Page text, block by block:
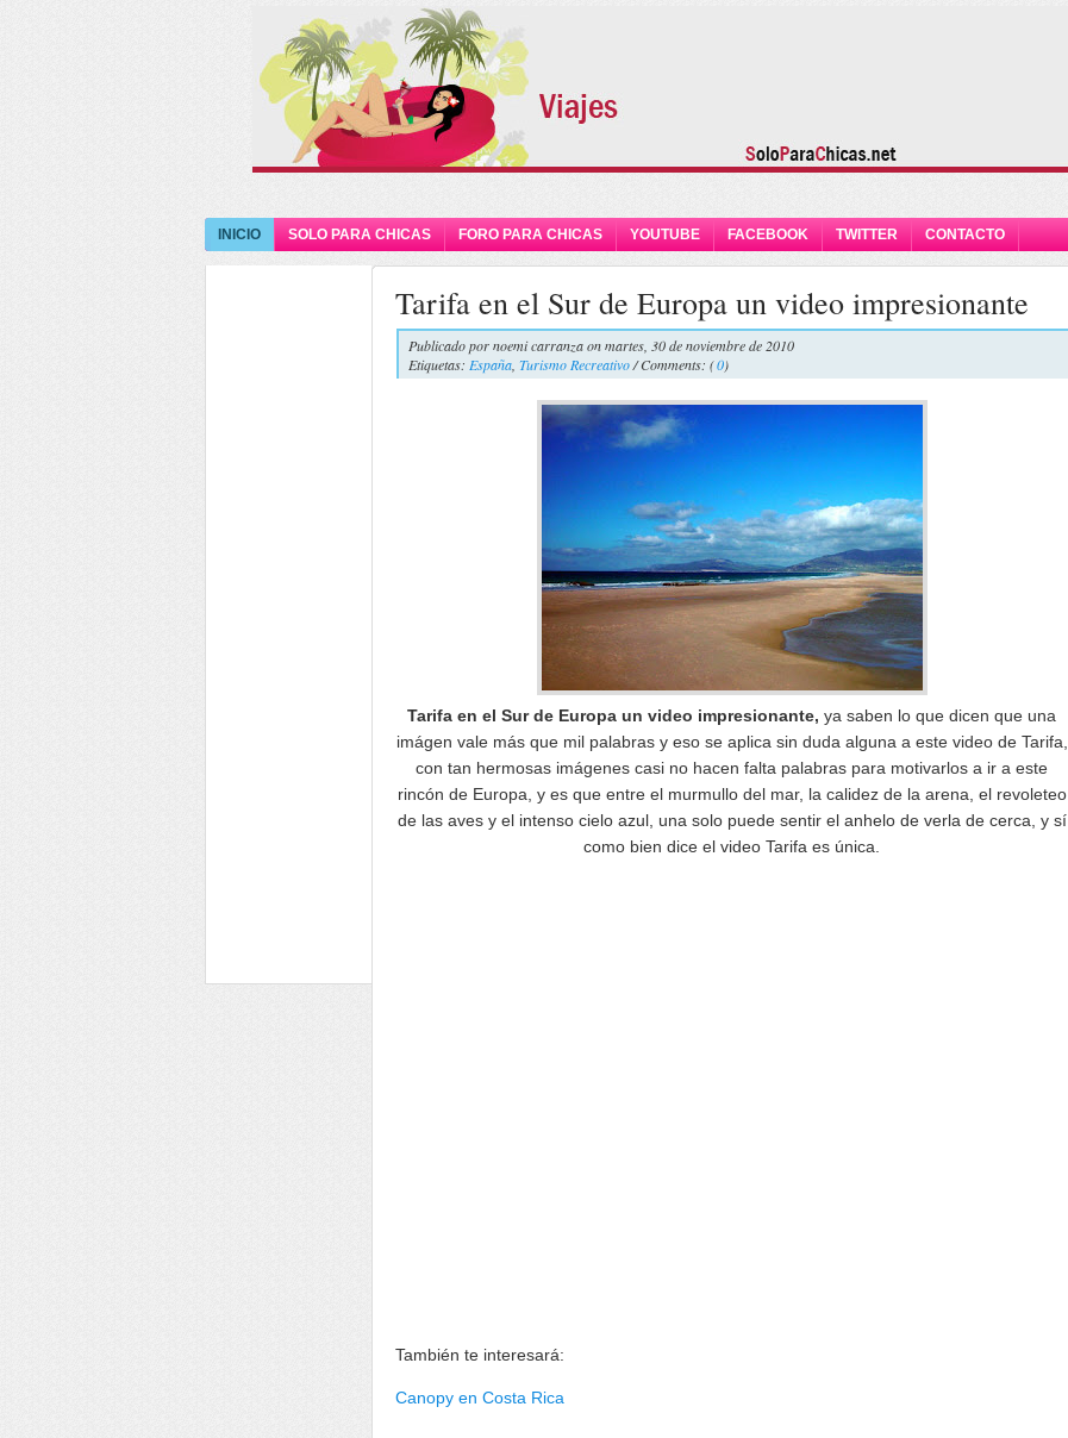
INICIO SOLO PARA CHICAS FORO PARA CHICAS YOUTUBE FACEBOOK TWITTER CONTACTO
Tarifa en el Sur de Europa un video impresionante
Publicado pornoemi carranzaon martes, 30 de noviembre de 2010
Etiquetas: España Turismo Recreativo/ Comments: (0)
Tarifa en el Sur de Europa un video impresionante, ya saben lo que dicen que una
imágen vale más que mil palabras y eso se aplica sin duda alguna a este video de Tarifa,
con tan hermosas imágenes casi no hacen falta palabras para motivarlos a ir a este
rincón de Europa, y es que entre el murmullo del mar, la calidez de la arena, el revoleteo
de las aves y el intenso cielo azul, una solo puede sentir el anhelo de verla de cerca, y sí
como bien dice el video Tarifa es única.
También te interesará:
Canopy en Costa Rica